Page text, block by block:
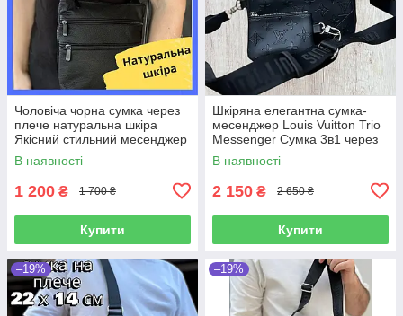
Чоловіча чорна сумка через
плече натуральна шкіра
Якісний стильний месенджер
українського виробництва
В наявності
1 200 ₴ 1 700 ₴
Купити
Шкіряна елегантна сумка-
месенджер Louis Vuitton Trio
Messenger Сумка 3в1 через
плече луї вітон чоловіча
В наявності
2 150 ₴ 2 650 ₴
Купити
–19% –19%